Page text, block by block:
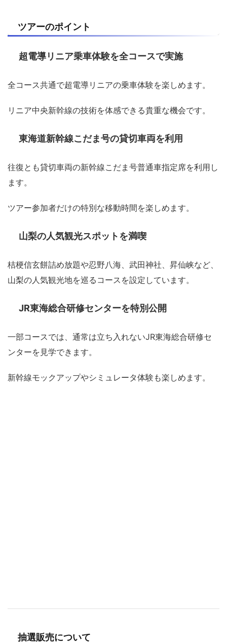
ツアーのポイント
超電導リニア乗車体験を全コースで実施
全コース共通で超電導リニアの乗車体験を楽しめます。
リニア中央新幹線の技術を体感できる貴重な機会です。
東海道新幹線こだま号の貸切車両を利用
往復とも貸切車両の新幹線こだま号普通車指定席を利用し
ます。
ツアー参加者だけの特別な移動時間を楽しめます。
山梨の人気観光スポットを満喫
桔梗信玄餅詰め放題や忍野八海、武田神社、昇仙峡など、
山梨の人気観光地を巡るコースを設定しています。
JR東海総合研修センターを特別公開
一部コースでは、通常は立ち入れないJR東海総合研修セ
ンターを見学できます。
新幹線モックアップやシミュレータ体験も楽しめます。
抽選販売について